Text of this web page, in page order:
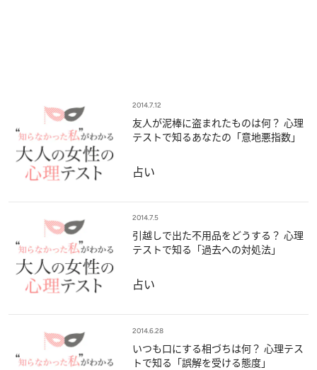
2014.7.12
友人が泥棒に盗まれたものは何？ 心理
テストで知るあなたの「意地悪指数」
占い
2014.7.5
引越しで出た不用品をどうする？ 心理
テストで知る「過去への対処法」
占い
2014.6.28
いつも口にする相づちは何？ 心理テス
トで知る「誤解を受ける態度」